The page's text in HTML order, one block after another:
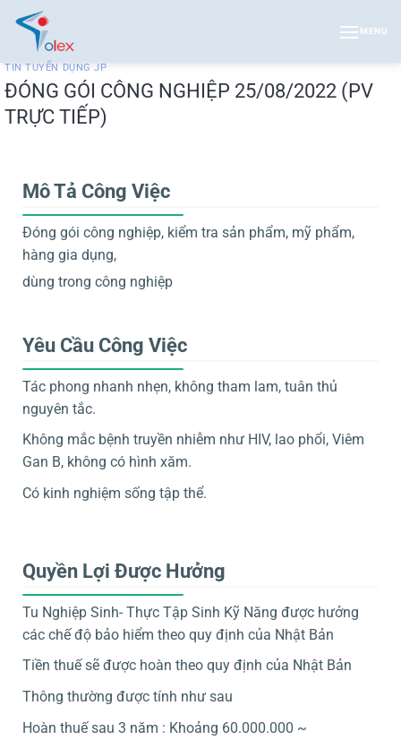
qua
dung
MENU
TIN TUYỂN DỤNG JP
ĐÓNG GÓI CÔNG NGHIỆP 25/08/2022 (PV
TRỰC TIẾP)
Mô Tả Công Việc
Đóng gói công nghiệp, kiểm tra sản phẩm, mỹ phẩm,
hàng gia dụng,
dùng trong công nghiệp
Yêu Cầu Công Việc
Tác phong nhanh nhẹn, không tham lam, tuân thủ
nguyên tắc.
Không mắc bệnh truyền nhiễm như HIV, lao phổi, Viêm
Gan B, không có hình xăm.
Có kinh nghiệm sống tập thể.
Quyền Lợi Được Hưởng
Tu Nghiệp Sinh- Thực Tập Sinh Kỹ Năng được hưởng
các chế độ bảo hiểm theo quy định của Nhật Bản
Tiền thuế sẽ được hoàn theo quy định của Nhật Bản
Thông thường được tính như sau
Hoàn thuế sau 3 năm : Khoảng 60.000.000 ~